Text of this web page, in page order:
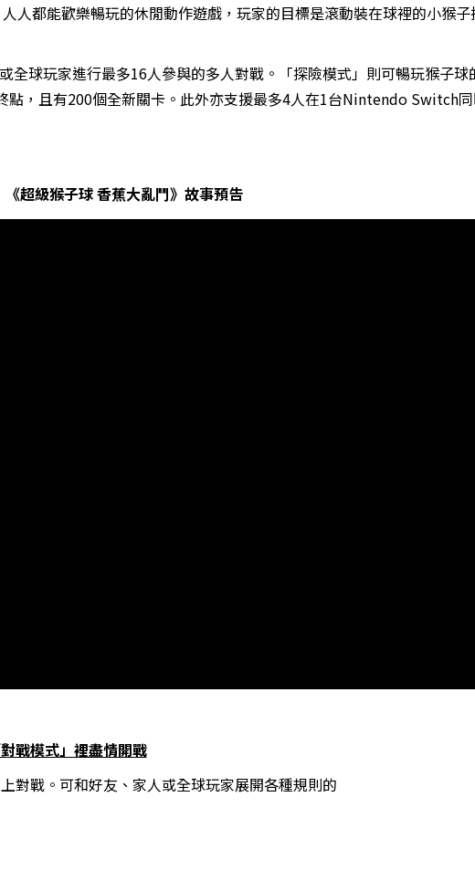
人都能歡樂暢玩的休閒動作遊戲，玩家的目標是滾動裝在球裡的小猴子
全球玩家進行最多16人參與的多人對戰。「探險模式」則可暢玩猴子球
，且有200個全新關卡。此外亦支援最多4人在1台Nintendo Switch
《超級猴子球 香蕉大亂鬥》故事預告
戰模式」裡盡情開戰
對戰。可和好友、家人或全球玩家展開各種規則的